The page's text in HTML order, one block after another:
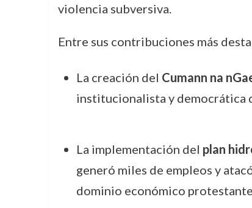
violencia subversiva.
Entre sus contribuciones más
La creación del Cumann na
institucionalista y democrática
La implementación del plan
generó miles de empleos y
dominio económico